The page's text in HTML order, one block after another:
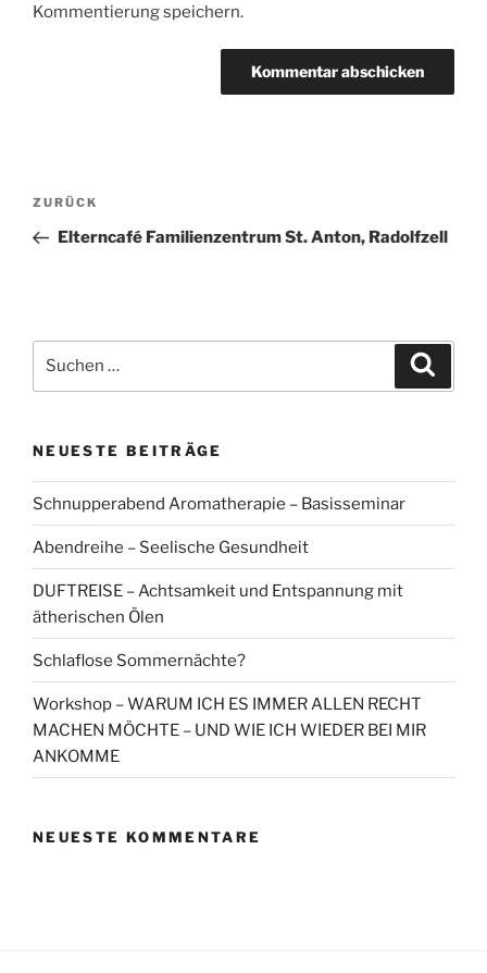
Kommentierung speichern.
Beitragsnavigation
Vorheriger
Beitrag
ZURÜCK
Elterncafé Familienzentrum St. Anton, Radolfzell
nach:
NEUESTE BEITRÄGE
Schnupperabend Aromatherapie – Basisseminar
Abendreihe – Seelische Gesundheit
DUFTREISE – Achtsamkeit und Entspannung mit
ätherischen Ölen
Schlaflose Sommernächte?
Workshop – WARUM ICH ES IMMER ALLEN RECHT
MACHEN MÖCHTE – UND WIE ICH WIEDER BEI MIR
ANKOMME
NEUESTE KOMMENTARE